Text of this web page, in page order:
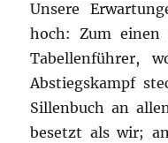
Unsere
hoch: Zum einen
Tabellenführer,
Abstiegskampf
Sillenbuch an
besetzt als wir;